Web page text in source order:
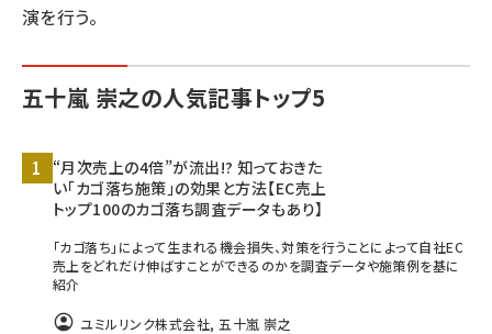
演を行う。
五十嵐 崇之の人気記事トップ5
“月次売上の4倍”が流出!? 知っておきた
い「カゴ落ち施策」の効果と方法【EC売上
トップ100のカゴ落ち調査データもあり】
「カゴ落ち」によって生まれる機会損失、対策を行うことによって自社EC
売上をどれだけ伸ばすことができるのかを調査データや施策例を基に
紹介
ユミルリンク株式会社, 五十嵐 崇之